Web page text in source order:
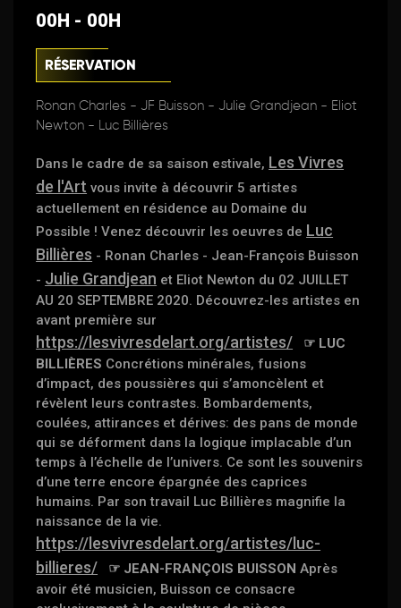
00H - 00H
RÉSERVATION
Ronan Charles - JF Buisson - Julie Grandjean - Eliot
Newton - Luc Billières
Dans le cadre de sa saison estivale, Les Vivres
de l'Art vous invite à découvrir 5 artistes
actuellement en résidence au Domaine du
Possible ! Venez découvrir les oeuvres de Luc
Billières - Ronan Charles - Jean-François Buisson
- Julie Grandjean et Eliot Newton du 02 JUILLET
AU 20 SEPTEMBRE 2020. Découvrez-les artistes en
avant première sur
https://lesvivresdelart.org/artistes/
☞ LUC
BILLIÈRES Concrétions minérales, fusions
d’impact, des poussières qui s’amoncèlent et
révèlent leurs contrastes. Bombardements,
coulées, attirances et dérives: des pans de monde
qui se déforment dans la logique implacable d’un
temps à l’échelle de l’univers. Ce sont les souvenirs
d’une terre encore épargnée des caprices
humains. Par son travail Luc Billières magnifie la
naissance de la vie.
https://lesvivresdelart.org/artistes/luc-
billieres/
☞ JEAN-FRANÇOIS BUISSON Après
avoir été musicien, Buisson ce consacre